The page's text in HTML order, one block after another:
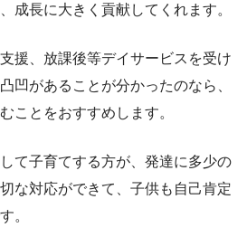
成長に大きく貢献してくれます。
援、放課後等デイサービスを受け
凹があることが分かったのなら、
ことをおすすめします。
て子育てする方が、発達に多少の
な対応ができて、子供も自己肯定
。